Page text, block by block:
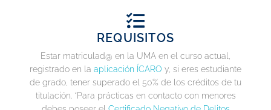
REQUISITOS
Estar matriculad@ en la UMA en el curso actual,
registrado en la aplicación ÍCARO y, si eres estudiante
de grado, tener superado el 50% de los créditos de tu
titulación. *Para prácticas en contacto con menores